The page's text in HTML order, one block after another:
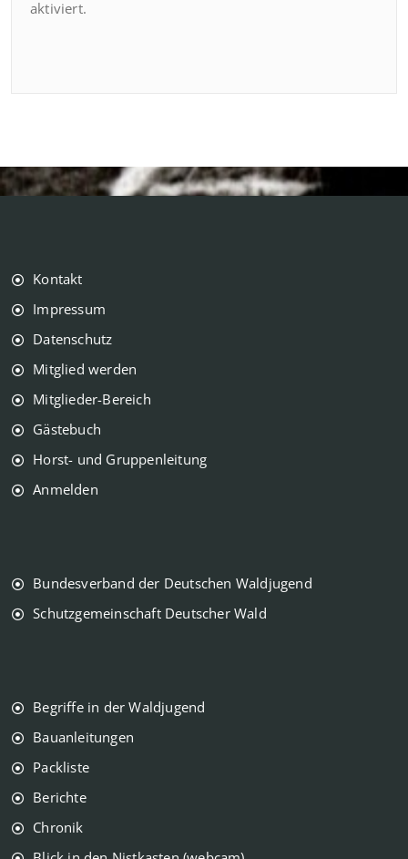
aktiviert.
Kontakt
Impressum
Datenschutz
Mitglied werden
Mitglieder-Bereich
Gästebuch
Horst- und Gruppenleitung
Anmelden
Bundesverband der Deutschen Waldjugend
Schutzgemeinschaft Deutscher Wald
Begriffe in der Waldjugend
Bauanleitungen
Packliste
Berichte
Chronik